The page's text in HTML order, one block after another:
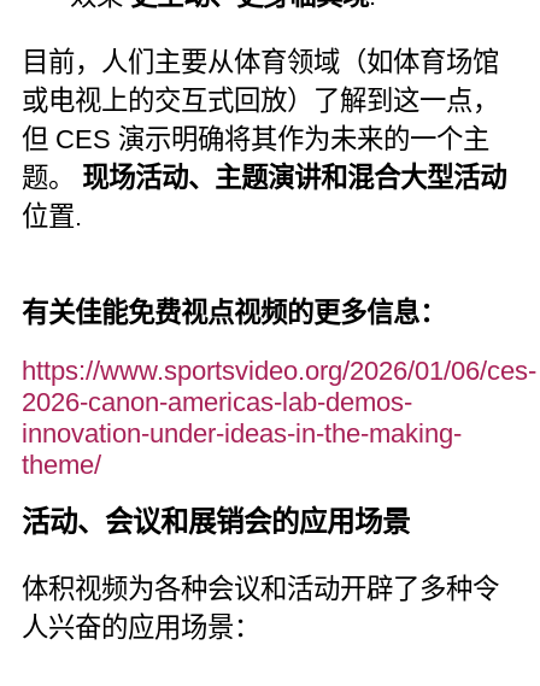
目前，人们主要从体育领域（如体育场馆
或电视上的交互式回放）了解到这一点，
但 CES 演示明确将其作为未来的一个主
题。 现场活动、主题演讲和混合大型活动
位置.
有关佳能免费视点视频的更多信息：
https://www.sportsvideo.org/2026/01/06/ces-
2026-canon-americas-lab-demos-
innovation-under-ideas-in-the-making-
theme/
活动、会议和展销会的应用场景
体积视频为各种会议和活动开辟了多种令
人兴奋的应用场景：